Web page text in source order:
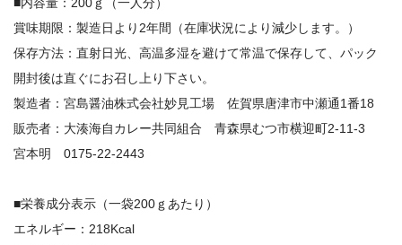
賞味期限：製造日より2年間（在庫状況により減少します。）
保存方法：直射日光、高温多湿を避けて常温で保存して、パック
開封後は直ぐにお召し上り下さい。
製造者：宮島醤油株式会社妙見工場 佐賀県唐津市中瀬通1番18
販売者：大湊海自カレー共同組合 青森県むつ市横迎町2-11-3
宮本明 0175-22-2443
■栄養成分表示（一袋200ｇあたり）
エネルギー：218Kcal